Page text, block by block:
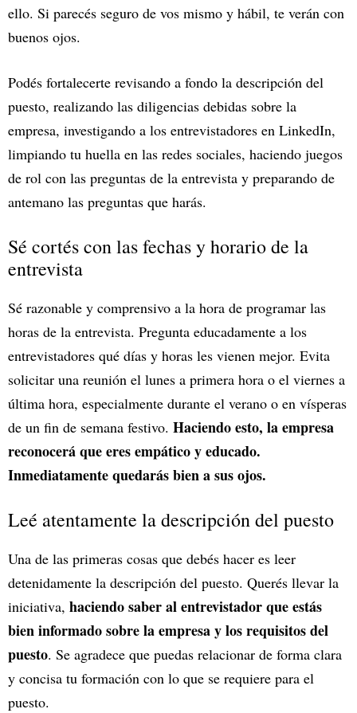
ello. Si parecés seguro de vos mismo y hábil, te verán con
buenos ojos.
Podés fortalecerte revisando a fondo la descripción del
puesto, realizando las diligencias debidas sobre la
empresa, investigando a los entrevistadores en LinkedIn,
limpiando tu huella en las redes sociales, haciendo juegos
de rol con las preguntas de la entrevista y preparando de
antemano las preguntas que harás.
Sé cortés con las fechas y horario de la
entrevista
Sé razonable y comprensivo a la hora de programar las
horas de la entrevista. Pregunta educadamente a los
entrevistadores qué días y horas les vienen mejor. Evita
solicitar una reunión el lunes a primera hora o el viernes a
última hora, especialmente durante el verano o en vísperas
de un fin de semana festivo. Haciendo esto, la empresa
reconocerá que eres empático y educado.
Inmediatamente quedarás bien a sus ojos.
Leé atentamente la descripción del puesto
Una de las primeras cosas que debés hacer es leer
detenidamente la descripción del puesto. Querés llevar la
iniciativa, haciendo saber al entrevistador que estás
bien informado sobre la empresa y los requisitos del
puesto. Se agradece que puedas relacionar de forma clara
y concisa tu formación con lo que se requiere para el
puesto.